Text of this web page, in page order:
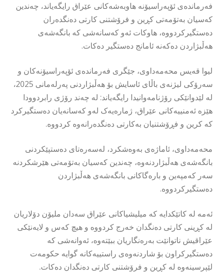
فەرماندەی ئۆپەراسیۆنە هاوبەشەکانی عێراق رایگەیاند، چەندین
کەسیان بەتۆمەتی کڕین و فرۆشتنی کارتی دەنگدەران
دەستگیرکردووە، هاوکات ئەو کەسانەشی كە بانگەشەی
هەڵبژاردن دەکەنە ئامانج دەستگیر دەکات.
لیوا قەیس محەمەداوی، جێگری فەرماندەی ئۆپەراسیۆنەکان و
سەرۆکی لیژنەی باڵای ئاسایش بۆ هەڵبژاردنی پەرلەمانی 2025،
لە لێدوانێکی رۆژنامەوانیدا رایگەیاند: لە چەند رۆژی رابردوودا
هێزە ئەمنییەکانی عێراق، ژمارەیەک لەو كەسانەیان دەستگيرکرد
کە کرین و فڕۆشتنیان بەکارتی دەنگدەرانەوە کردووە.
محەمەداوی، ئاماژەی بەوەشکرد، لەسەرەتای دەستپێکردنی
بانگەشەی هەڵبژاردنەوە، چەندین کەسیان بەتۆمەتی هێرشکردنە
سەر کەمپەین و بارەگاکانی بانگەشەی هەڵبژاردن
دەستگیرکردووە.
ئەمە لە کاتێکدایە کە میلیشیاکانی عێراق سەدان ملیۆن دۆلاریان
لە کڕینی کارتی دەنگدان خەرج کردووە و هیچ کەس و لایەنێکی
عێراقیش ناتوانێت بەرەنگاریان ببێتەوە، ئەوانەشی کە
دەستگیرکراون بۆ شاردنەوەی راستییەکانە گوایە حکومەت
لێپرسینەوە لە کڕین و فرۆشتنی کارتی دەنگدان دەکات.